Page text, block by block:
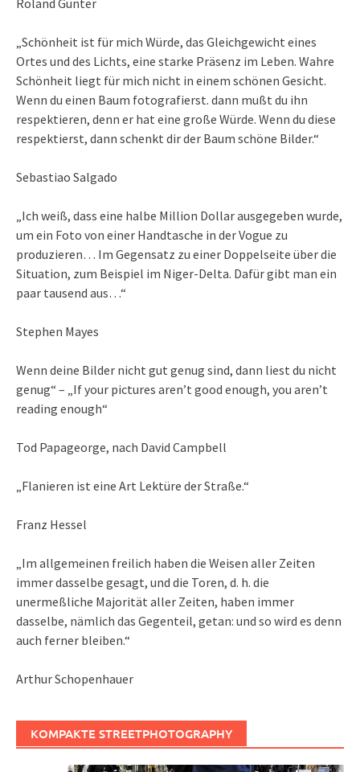
„Schönheit ist für mich Würde, das Gleichgewicht eines
Ortes und des Lichts, eine starke Präsenz im Leben. Wahre
Schönheit liegt für mich nicht in einem schönen Gesicht.
Wenn du einen Baum fotografierst. dann mußt du ihn
respektieren, denn er hat eine große Würde. Wenn du diese
respektierst, dann schenkt dir der Baum schöne Bilder.“
Sebastiao Salgado
„Ich weiß, dass eine halbe Million Dollar ausgegeben wurde,
um ein Foto von einer Handtasche in der Vogue zu
produzieren… Im Gegensatz zu einer Doppelseite über die
Situation, zum Beispiel im Niger-Delta. Dafür gibt man ein
paar tausend aus…“
Stephen Mayes
Wenn deine Bilder nicht gut genug sind, dann liest du nicht
genug“ – „If your pictures aren’t good enough, you aren’t
reading enough“
Tod Papageorge, nach David Campbell
„Flanieren ist eine Art Lektüre der Straße.“
Franz Hessel
„Im allgemeinen freilich haben die Weisen aller Zeiten
immer dasselbe gesagt, und die Toren, d. h. die
unermeßliche Majorität aller Zeiten, haben immer
dasselbe, nämlich das Gegenteil, getan: und so wird es denn
auch ferner bleiben.“
Arthur Schopenhauer
KOMPAKTE STREETPHOTOGRAPHY